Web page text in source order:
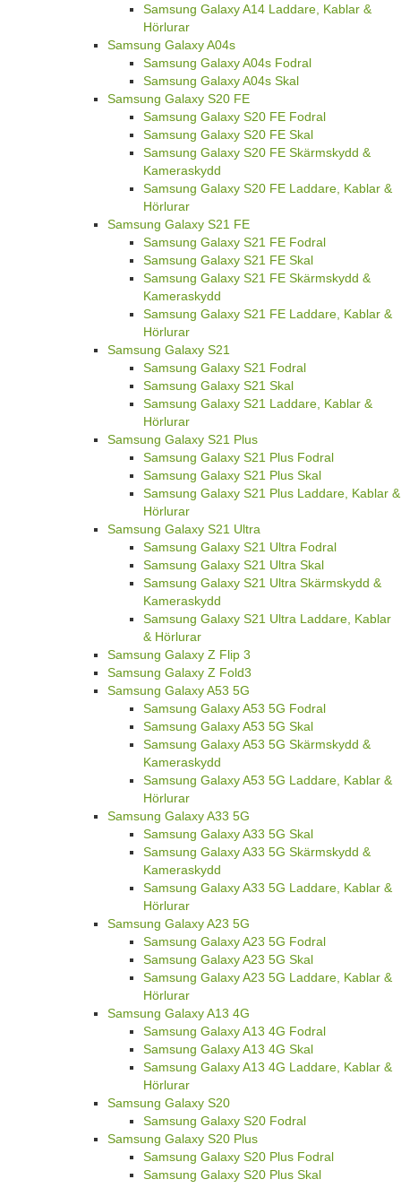
Samsung Galaxy A14 Laddare, Kablar &
Hörlurar
Samsung Galaxy A04s
Samsung Galaxy A04s Fodral
Samsung Galaxy A04s Skal
Samsung Galaxy S20 FE
Samsung Galaxy S20 FE Fodral
Samsung Galaxy S20 FE Skal
Samsung Galaxy S20 FE Skärmskydd &
Kameraskydd
Samsung Galaxy S20 FE Laddare, Kablar &
Hörlurar
Samsung Galaxy S21 FE
Samsung Galaxy S21 FE Fodral
Samsung Galaxy S21 FE Skal
Samsung Galaxy S21 FE Skärmskydd &
Kameraskydd
Samsung Galaxy S21 FE Laddare, Kablar &
Hörlurar
Samsung Galaxy S21
Samsung Galaxy S21 Fodral
Samsung Galaxy S21 Skal
Samsung Galaxy S21 Laddare, Kablar &
Hörlurar
Samsung Galaxy S21 Plus
Samsung Galaxy S21 Plus Fodral
Samsung Galaxy S21 Plus Skal
Samsung Galaxy S21 Plus Laddare, Kablar &
Hörlurar
Samsung Galaxy S21 Ultra
Samsung Galaxy S21 Ultra Fodral
Samsung Galaxy S21 Ultra Skal
Samsung Galaxy S21 Ultra Skärmskydd &
Kameraskydd
Samsung Galaxy S21 Ultra Laddare, Kablar
& Hörlurar
Samsung Galaxy Z Flip 3
Samsung Galaxy Z Fold3
Samsung Galaxy A53 5G
Samsung Galaxy A53 5G Fodral
Samsung Galaxy A53 5G Skal
Samsung Galaxy A53 5G Skärmskydd &
Kameraskydd
Samsung Galaxy A53 5G Laddare, Kablar &
Hörlurar
Samsung Galaxy A33 5G
Samsung Galaxy A33 5G Skal
Samsung Galaxy A33 5G Skärmskydd &
Kameraskydd
Samsung Galaxy A33 5G Laddare, Kablar &
Hörlurar
Samsung Galaxy A23 5G
Samsung Galaxy A23 5G Fodral
Samsung Galaxy A23 5G Skal
Samsung Galaxy A23 5G Laddare, Kablar &
Hörlurar
Samsung Galaxy A13 4G
Samsung Galaxy A13 4G Fodral
Samsung Galaxy A13 4G Skal
Samsung Galaxy A13 4G Laddare, Kablar &
Hörlurar
Samsung Galaxy S20
Samsung Galaxy S20 Fodral
Samsung Galaxy S20 Plus
Samsung Galaxy S20 Plus Fodral
Samsung Galaxy S20 Plus Skal